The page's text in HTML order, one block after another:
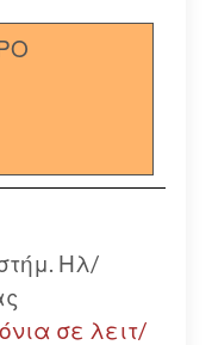
Ηλ/
σε λειτ/